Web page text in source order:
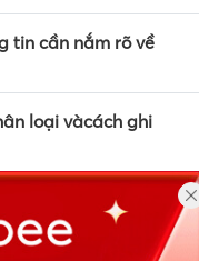
tin cần nắm rõ về
loại vàcách ghi